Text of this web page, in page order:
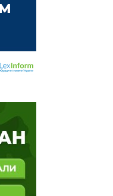
ЗАКОНОПРОЕКТ
і ртуті?